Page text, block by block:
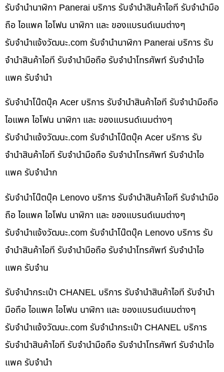
รับจำนำนาฬิกา Panerai บริการ รับจำนำสินค้าไอที รับจำนำมือ
ถือ ไอแพค ไอโฟน นาฬิกา และ ของแบรนด์เนมต่างๆ
รับจํานําแจ้งวัฒนะ.com รับจำนำนาฬิกา Panerai บริการ รับ
จำนำสินค้าไอที รับจำนำมือถือ รับจำนำโทรศัพท์ รับจำนำไอ
แพค รับจำนำ
รับจำนำโน๊ตบุ๊ค Acer บริการ รับจำนำสินค้าไอที รับจำนำมือถือ
ไอแพค ไอโฟน นาฬิกา และ ของแบรนด์เนมต่างๆ
รับจํานําแจ้งวัฒนะ.com รับจำนำโน๊ตบุ๊ค Acer บริการ รับ
จำนำสินค้าไอที รับจำนำมือถือ รับจำนำโทรศัพท์ รับจำนำไอ
แพค รับจำนำก
รับจำนำโน๊ตบุ๊ค Lenovo บริการ รับจำนำสินค้าไอที รับจำนำมือ
ถือ ไอแพค ไอโฟน นาฬิกา และ ของแบรนด์เนมต่างๆ
รับจํานําแจ้งวัฒนะ.com รับจำนำโน๊ตบุ๊ค Lenovo บริการ รับ
จำนำสินค้าไอที รับจำนำมือถือ รับจำนำโทรศัพท์ รับจำนำไอ
แพค รับจำน
รับจำนำกระเป๋า CHANEL บริการ รับจำนำสินค้าไอที รับจำนำ
มือถือ ไอแพค ไอโฟน นาฬิกา และ ของแบรนด์เนมต่างๆ
รับจํานําแจ้งวัฒนะ.com รับจำนำกระเป๋า CHANEL บริการ
รับจำนำสินค้าไอที รับจำนำมือถือ รับจำนำโทรศัพท์ รับจำนำไอ
แพค รับจำนำ